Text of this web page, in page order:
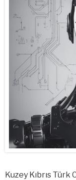
Kuzey Kıbrıs Türk